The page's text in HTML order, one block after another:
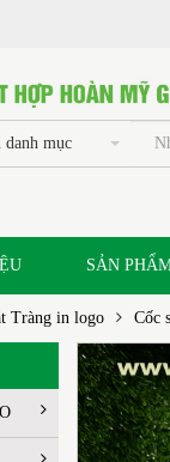
danh mục
SẢN
Tràng in logo Cốc